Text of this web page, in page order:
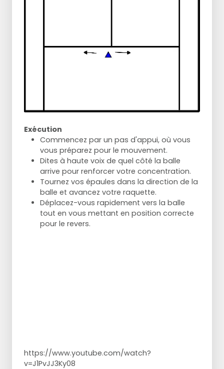
Exécution
Commencez par un pas d'appui, où vous
vous préparez pour le mouvement.
Dites à haute voix de quel côté la balle
arrive pour renforcer votre concentration.
Tournez vos épaules dans la direction de la
balle et avancez votre raquette.
Déplacez-vous rapidement vers la balle
tout en vous mettant en position correcte
pour le revers.
https://www.youtube.com/watch?
v=J1PvJJ3Ky08